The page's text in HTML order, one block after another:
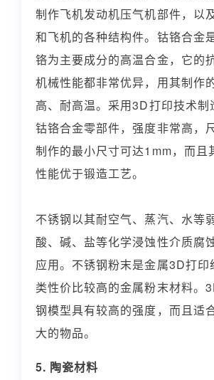
制作飞机发动机压气机部件，以
和飞机的各种结构件。钴铬合金
铬为主要成分的高温合金，它的
机械性能都非常优异，用其制作
高、耐高温。采用3D打印技术制
钴铬合金零部件，强度非常高，
制作的最小尺寸可达1mm，而且
性能优于锻造工艺。
不锈钢以其耐空气、蒸汽、水等
酸、碱、盐等化学浸蚀性介质腐
应用。不锈钢粉末是金属3D打印
类性价比较高的金属粉末材料。
钢模型具有较高的强度，而且适
大的物品。
5. 陶瓷材料